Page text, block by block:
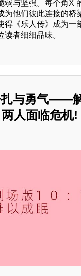
弱与坚强。每个角X
为他们彼此连接的桥
得《乐人传》成为一
者细细品味。
扎与勇气——
人面临危机